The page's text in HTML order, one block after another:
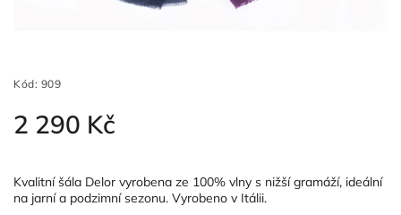
Kód: 909
2 290 Kč
Kvalitní šála Delor vyrobena ze 100% vlny s nižší gramáží, ideální
na jarní a podzimní sezonu. Vyrobeno v Itálii.